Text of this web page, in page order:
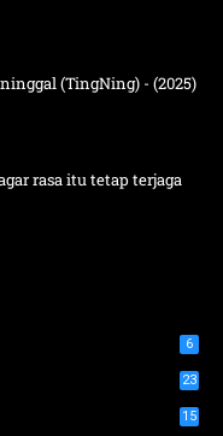
(TingNing) - (2025)
rasa itu tetap terjaga
6
23
15